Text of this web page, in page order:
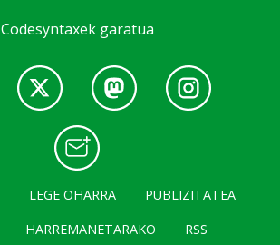
Codesyntaxek garatua
LEGE OHARRA
PUBLIZITATEA
HARREMANETARAKO RSS